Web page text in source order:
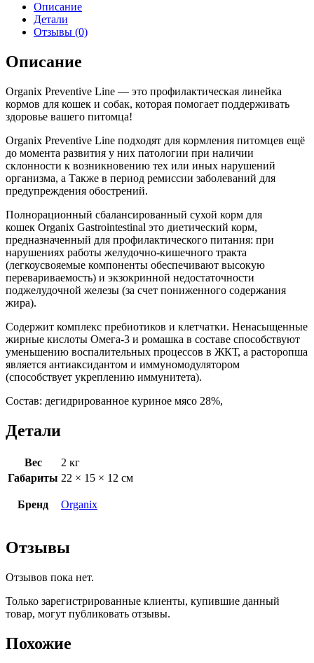
Описание
Детали
Отзывы (0)
Описание
Organix Preventive Line — это профилактическая линейка
кормов для кошек и собак, которая помогает поддерживать
здоровье вашего питомца!
Organix Preventive Line подходят для кормления питомцев ещё
до момента развития у них патологии при наличии
склонности к возникновению тех или иных нарушений
организма, а Также в период ремиссии заболеваний для
предупреждения обострений.
Полнорационный сбалансированный сухой корм для
кошек Organix Gastrointestinal это диетический корм,
предназначенный для профилактического питания: при
нарушениях работы желудочно-кишечного тракта
(легкоусвояемые компоненты обеспечивают высокую
перевариваемость) и экзокринной недостаточности
поджелудочной железы (за счет пониженного содержания
жира).
Содержит комплекс пребиотиков и клетчатки. Ненасыщенные
жирные кислоты Омега-3 и ромашка в составе способствуют
уменьшению воспалительных процессов в ЖКТ, а расторопша
является антиаксидантом и иммуномодулятором
(способствует укреплению иммунитета).
Состав: дегидрированное куриное мясо 28%,
Детали
Вес
2 кг
Габариты 22 × 15 × 12 см
Бренд Organix
Отзывы
Отзывов пока нет.
Только зарегистрированные клиенты, купившие данный
товар, могут публиковать отзывы.
Похожие